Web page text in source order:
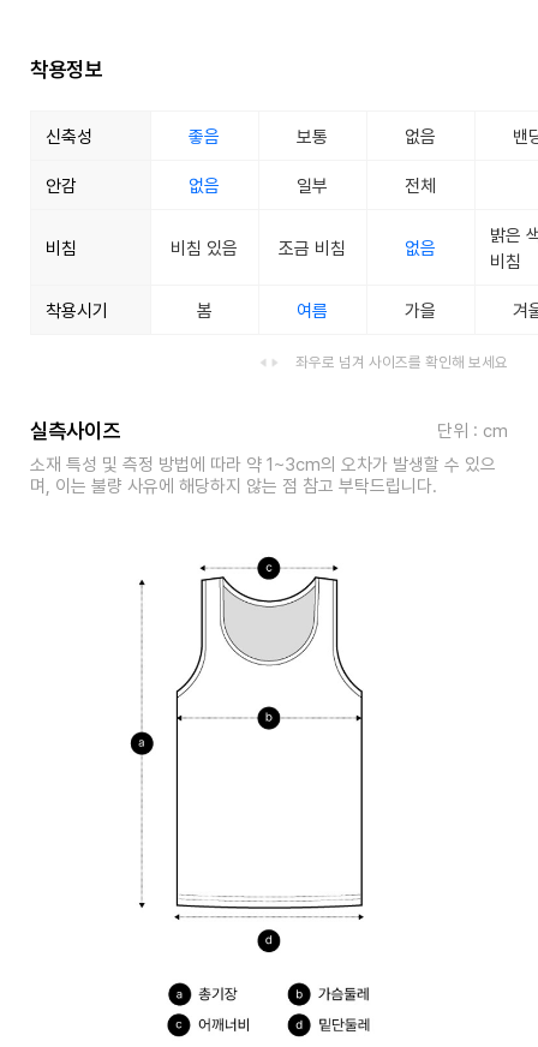
착용정보
신축성 좋음 보통 없음 밴
안감 없음 일부 전체
비침 비침 있음 조금 비침 없음
밝은
비침
착용시기 봄 여름 가을 겨
좌우로 넘겨 사이즈를 확인해 보세요
실측사이즈
단위 : cm
소재 특성 및 측정 방법에 따라 약 1~3cm의 오차가 발생할 수 있으
며, 이는 불량 사유에 해당하지 않는 점 참고 부탁드립니다.